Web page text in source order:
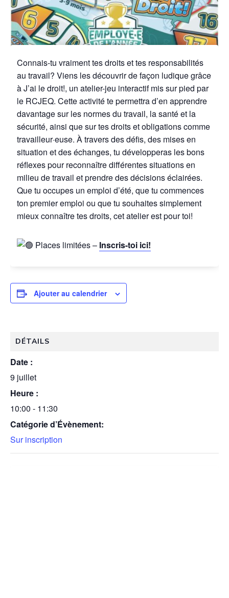
Connais-tu vraiment tes droits et tes responsabilités
au travail? Viens les découvrir de façon ludique grâce
à J’ai le droit!, un atelier-jeu interactif mis sur pied par
le RCJEQ. Cette activité te permettra d’en apprendre
davantage sur les normes du travail, la santé et la
sécurité, ainsi que sur tes droits et obligations comme
travailleur·euse. À travers des défis, des mises en
situation et des échanges, tu développeras les bons
réflexes pour reconnaître différentes situations en
milieu de travail et prendre des décisions éclairées.
Que tu occupes un emploi d’été, que tu commences
ton premier emploi ou que tu souhaites simplement
mieux connaître tes droits, cet atelier est pour toi!
Places limitées – Inscris-toi ici!
Ajouter au calendrier
DÉTAILS
Date :
9 juillet
Heure :
10:00 - 11:30
Catégorie d’Évènement:
Sur inscription